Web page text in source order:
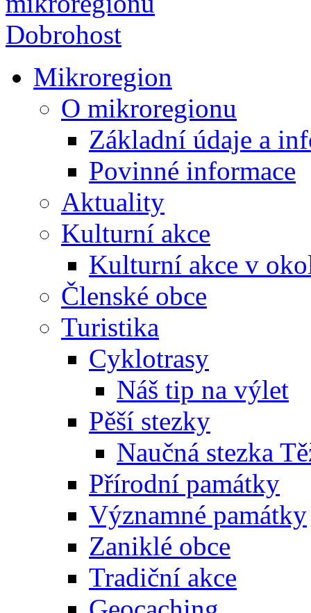
Mikroregion
O mikroregionu
Základní údaje a
Povinné informace
Aktuality
Kulturní akce
Kulturní akce v
Členské obce
Turistika
Cyklotrasy
Náš tip na výlet
Pěší stezky
Naučná stezka
Přírodní památky
Významné památky
Zaniklé obce
Tradiční akce